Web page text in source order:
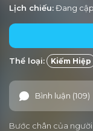
Lịch chiếu:Đang
Thể loại: Kiếm Hiệp
Bình luận (109)
Bước chân của